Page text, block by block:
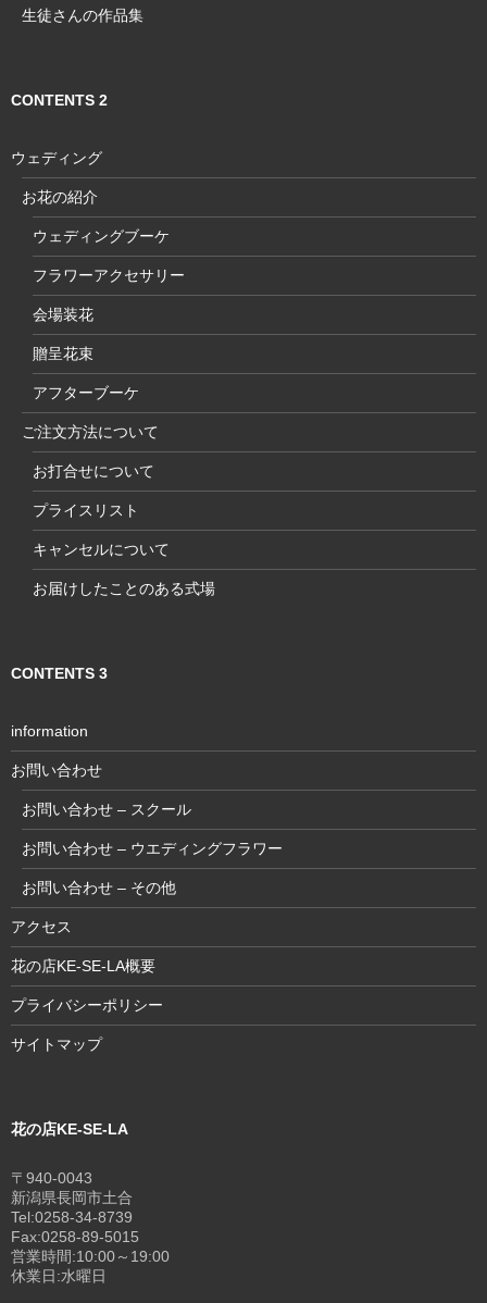
生徒さんの作品集
CONTENTS 2
ウェディング
お花の紹介
ウェディングブーケ
フラワーアクセサリー
会場装花
贈呈花束
アフターブーケ
ご注文方法について
お打合せについて
プライスリスト
キャンセルについて
お届けしたことのある式場
CONTENTS 3
information
お問い合わせ
お問い合わせ – スクール
お問い合わせ – ウエディングフラワー
お問い合わせ – その他
アクセス
花の店KE-SE-LA概要
プライバシーポリシー
サイトマップ
花の店KE-SE-LA
〒940-0043
新潟県長岡市土合
Tel:0258-34-8739
Fax:0258-89-5015
営業時間:10:00～19:00
休業日:水曜日